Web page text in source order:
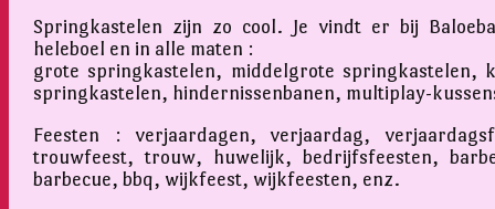
Springkastelen zijn zo cool. Je vindt er bij
heleboel en in alle maten :
grote springkastelen, middelgrote springkastelen,
springkastelen, hindernissenbanen, multiplay-
Feesten : verjaardagen, verjaardag,
trouwfeest, trouw, huwelijk, bedrijfsfeesten,
barbecue, bbq, wijkfeest, wijkfeesten, enz.